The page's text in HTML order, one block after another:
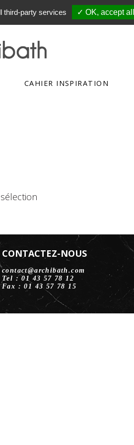
third-party services ✓ OK, accept all
CAHIER INSPIRATION
CONTACTEZ-NOUS
contact@archibath.com
Tel : 01 43 57 78 12
Fax : 01 43 57 78 15